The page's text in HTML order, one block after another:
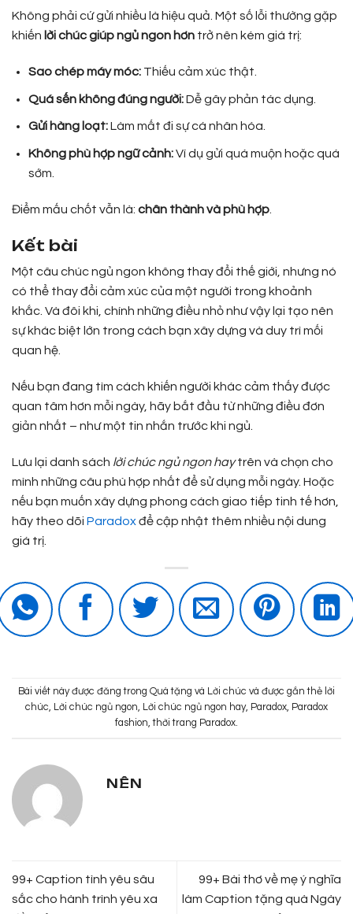
Không phải cứ gửi nhiều là hiệu quả. Một số lỗi thường gặp
khiến lời chúc giúp ngủ ngon hơn trở nên kém giá trị:
Sao chép máy móc:Thiếu cảm xúc thật.
Quá sến không đúng người:Dễ gây phản tác dụng.
Gửi hàng loạt:Làm mất đi sự cá nhân hóa.
Không phù hợp ngữ cảnh:Ví dụ gửi quá muộn hoặc quá
sớm.
Điểm mấu chốt vẫn là: chân thành và phù hợp
Kết bài
Một câu chúc ngủ ngon không thay đổi thế giới, nhưng nó
có thể thay đổi cảm xúc của một người trong khoảnh
khắc. Và đôi khi, chính những điều nhỏ như vậy lại tạo nên
sự khác biệt lớn trong cách bạn xây dựng và duy trì mối
quan hệ.
Nếu bạn đang tìm cách khiến người khác cảm thấy được
quan tâm hơn mỗi ngày, hãy bắt đầu từ những điều đơn
giản nhất – như một tin nhắn trước khi ngủ.
Lưu lại danh sách lời chúc ngủ ngon haytrên và chọn cho
mình những câu phù hợp nhất để sử dụng mỗi ngày. Hoặc
nếu bạn muốn xây dựng phong cách giao tiếp tinh tế hơn,
hãy theo dõi Paradoxđể cập nhật thêm nhiều nội dung
giá trị.
Bài viết này được đăng trong Quà tặng và Lời chúc và được gắn thẻ lời
chúc, Lời chúc ngủ ngon, Lời chúc ngủ ngon hay, Paradox, Paradox
fashion,thời trang Paradox.
NÊN
99+ Caption tình yêu sâu
sắc cho hành trình yêu xa
99+ Bài thơ về mẹ ý nghĩa
làm Caption tặng quà Ngày